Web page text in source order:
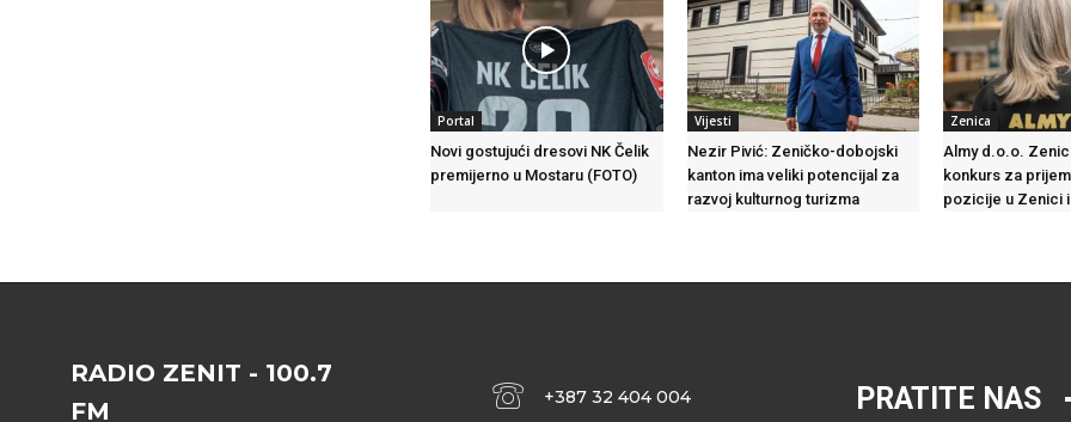
Portal
Novi gostujući dresovi NK Čelik
premijerno u Mostaru (FOTO)
Vijesti
Nezir Pivić: Zeničko-dobojski
kanton ima veliki potencijal za
razvoj kulturnog turizma
Zenica
Almy d.o.o.
konkurs za
pozicije u Zenici
RADIO ZENIT - 100.7
FM
+387 32 404 004 PRATITE NAS